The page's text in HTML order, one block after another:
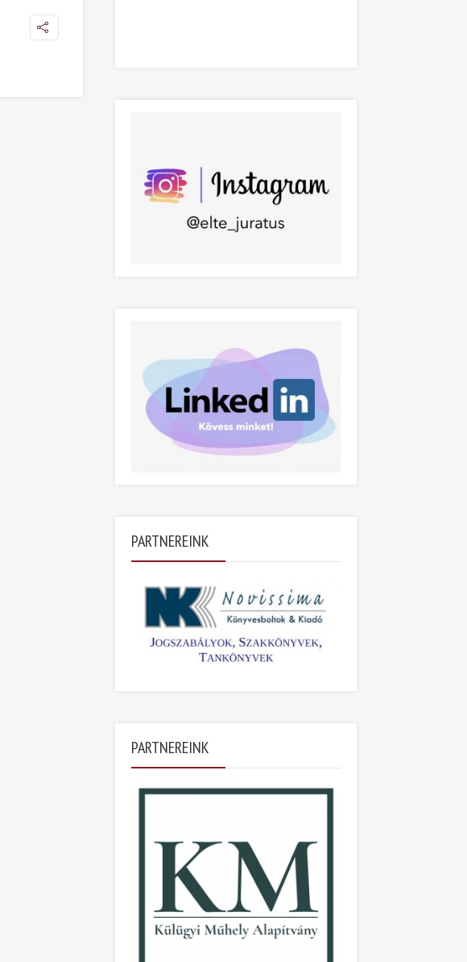
PARTNEREINK
PARTNEREINK